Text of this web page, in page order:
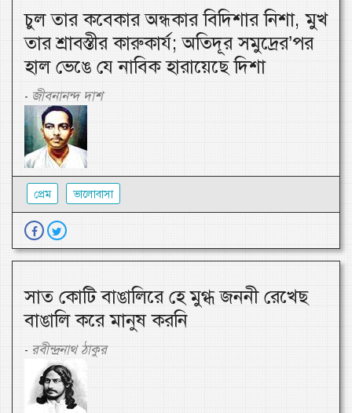
চুল তার কবেকার অন্ধকার বিদিশার নিশা, মুখ
তার শ্রাবস্তীর কারুকার্য; অতিদূর সমুদ্রের’পর
হাল ভেঙে যে নাবিক হারায়েছে দিশা
- জীবনানন্দ দাশ
প্রেম ভালোবাসা
সাত কোটি বাঙালিরে হে মুগ্ধ জননী রেখেছ
বাঙালি করে মানুষ করনি
- রবীন্দ্রনাথ ঠাকুর